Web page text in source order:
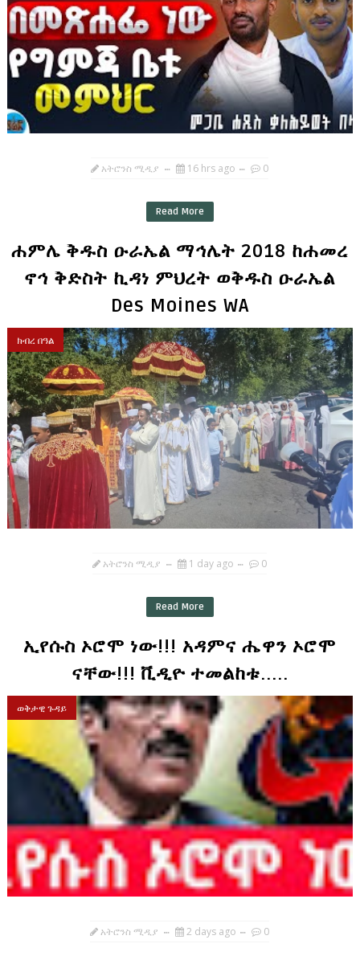
አትሮንስ ሚዲያ 16 hrs ago 0
Read More
ሐምሌ ቅዱስ ዑራኤል ማኅሌት 2018 ከሐመረ
ኖኅ ቅድስት ኪዳነ ምህረት ወቅዱስ ዑራኤል
Des Moines WA
ክብረ በዓል
አትሮንስ ሚዲያ 1 day ago 0
Read More
ኢየሱስ ኦሮሞ ነው!!! አዳምና ሔዋን ኦሮሞ
ናቸው!!! ቪዲዮ ተመልከቱ.....
ወቅታዊ ጉዳይ
አትሮንስ ሚዲያ 2 days ago 0